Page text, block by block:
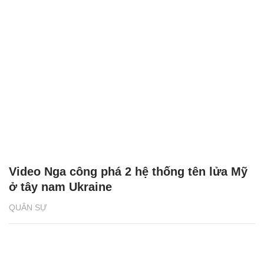
QUÂN SỰ
Video Nga công phá 2 hệ thống tên lửa Mỹ
ở tây nam Ukraine